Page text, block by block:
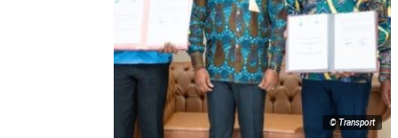
© Transport